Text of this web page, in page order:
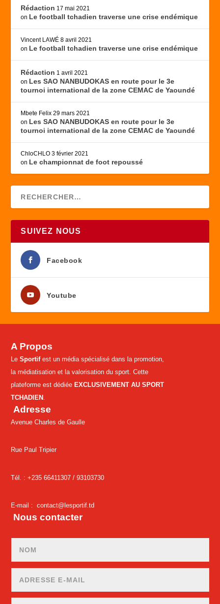
Rédaction 17 mai 2021
on Le football tchadien traverse une crise endémique
Vincent LAWÉ 8 avril 2021
on Le football tchadien traverse une crise endémique
Rédaction 1 avril 2021
on Les SAO NANBUDOKAS en route pour le 3e
tournoi international de la zone CEMAC de Yaoundé
Mbete Felix 29 mars 2021
on Les SAO NANBUDOKAS en route pour le 3e
tournoi international de la zone CEMAC de Yaoundé
ChloCHLO 3 février 2021
on Le championnat de foot repoussé
SUIVEZ NOUS
Facebook
Youtube
A Propos
LeSportifest un média spécialisé dans la promotion,
la médiatisation et la valorisation du sport. Cette
plateforme est dédiée EXCLUSIVEMENT AU SPORT
TCHADIEN
Adresse
Avenue Charles de Gaulle
Rue Paul Tripier
Tél. : +235 66411307 /93103730
E-mail :contact@lesportif.td
Nous contacter